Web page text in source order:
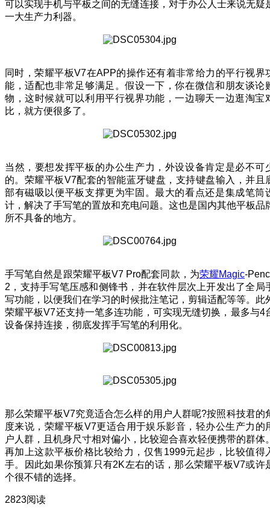
可以实现手机与平板之间的无缝连接，对于办公人士来说无疑
一大生产力利器。
同时，荣耀平板V7在APP的操作还有着非常给力的平行视界
能，适配也非常足够满足。假设一下，你在微信和朋友谈论
物，这时候就可以利用平行视界功能，一边聊天一边逛淘宝
比，就方便很多了。
当然，要想发挥平板的办公生产力，外设设备肯定是必不可
的。荣耀平板V7配套的智能蓝牙键盘，支持键盘输入，并且
部有磁吸以便平板支撑更为牢固。最大的看点还是集成笔筒
计，解决了手写笔的置放和充电问题。这也是国内其他平板品
所不具备的地方。
手写笔自然是跟荣耀平板V7 Pro配套同款，为荣耀Magic-
2，支持手写笔压感和侧锋书，并在软件层次上开发出了全局
写功能，以便我们在学习的时候批注笔记，剪辑适配等等。此
荣耀平板V7还支持一笔多连功能，可实现无缝切换，最多与4
设备保持连接，彻底发挥手写笔的利用化。
那么荣耀平板V7究竟适合怎么样的用户人群呢?按照科技君的
度来说，荣耀平板V7更适合用于娱乐影音，轻办公生产力的
户人群，且机身尺寸相对偏小，比较迎合喜欢轻便携带的群体
再加上这款平板价格比较给力，仅售1999元起步，比较值得
手。因此如果你预算只有2K左右的话，那么荣耀平板V7或许
个很不错的选择。
2823阅读